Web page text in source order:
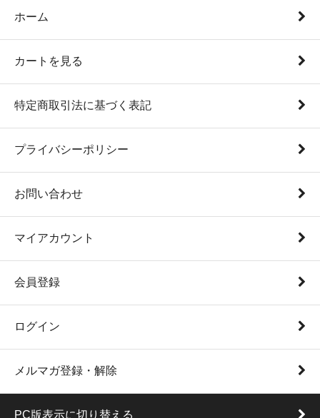
ホーム
カートを見る
特定商取引法に基づく表記
プライバシーポリシー
お問い合わせ
マイアカウント
会員登録
ログイン
メルマガ登録・解除
PC版表示に切り替える